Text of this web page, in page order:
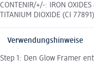
CONTENIR/+/-: IRON
TITANIUM DIOXIDE (CI
Verwendungshinweise
Step 1: Den Glow Framer